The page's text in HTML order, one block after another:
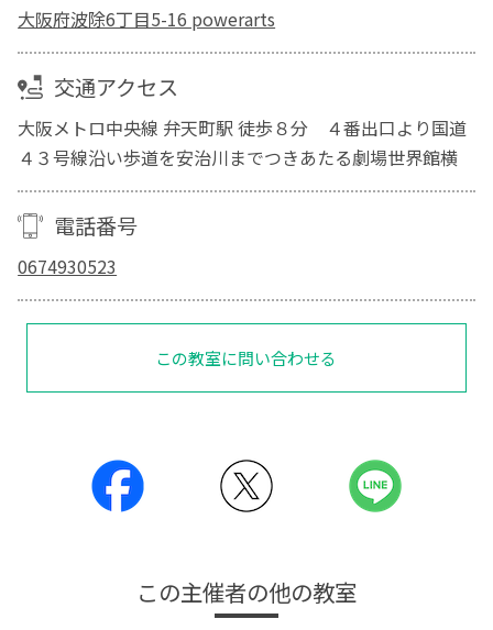
大阪府波除6丁目5-16 powerarts
交通アクセス
大阪メトロ中央線 弁天町駅 徒歩８分 ４番出口より国道
４３号線沿い歩道を安治川までつきあたる劇場世界館横
電話番号
0674930523
この教室に問い合わせる
この主催者の他の教室